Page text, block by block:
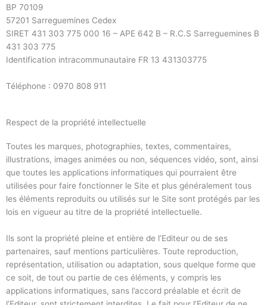
BP 70109
57201 Sarreguemines Cedex
SIRET 431 303 775 000 16 – APE 642 B – R.C.S Sarreguemines B
431 303 775
Identification intracommunautaire FR 13 431303775
Téléphone : 0970 808 911
Respect de la propriété intellectuelle
Toutes les marques, photographies, textes, commentaires,
illustrations, images animées ou non, séquences vidéo, sont, ainsi
que toutes les applications informatiques qui pourraient être
utilisées pour faire fonctionner le Site et plus généralement tous
les éléments reproduits ou utilisés sur le Site sont protégés par les
lois en vigueur au titre de la propriété intellectuelle.
Ils sont la propriété pleine et entière de l’Editeur ou de ses
partenaires, sauf mentions particulières. Toute reproduction,
représentation, utilisation ou adaptation, sous quelque forme que
ce soit, de tout ou partie de ces éléments, y compris les
applications informatiques, sans l’accord préalable et écrit de